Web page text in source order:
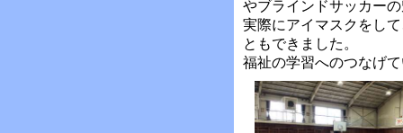
やブラインドサッカー
実際にアイマスクをし
ともできました。
福祉の学習へのつなげ